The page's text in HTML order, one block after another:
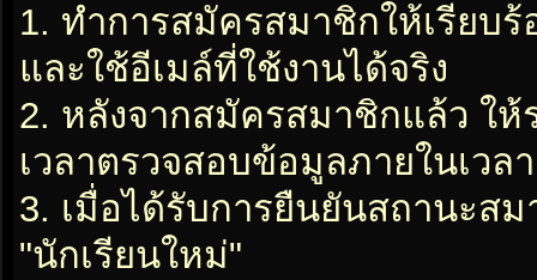
1. ทำการสมัครสมาชิกให้เรียบ
และใช้อีเมล์ที่ใช้งานได้จริง
2. หลังจากสมัครสมาชิกแล้ว ใ
เวลาตรวจสอบข้อมูลภายในเว
3. เมื่อได้รับการยืนยันสถานะส
"นักเรียนใหม่"